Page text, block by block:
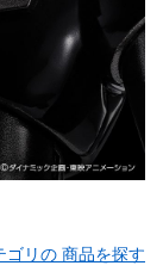
ゴリの 商品を探す